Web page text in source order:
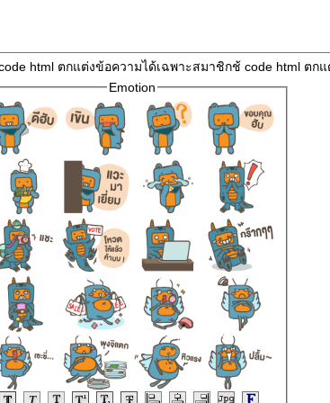
html ตกแต่งข้อความได้เฉพาะสมาชิกช้ code html ตก
Emotion